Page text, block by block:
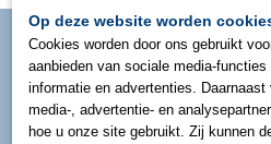
Op deze website worden
Cookies worden door ons gebruikt
aanbieden van sociale media-
informatie en advertenties.
media-, advertentie- en
hoe u onze site gebruikt. Zij kunnen